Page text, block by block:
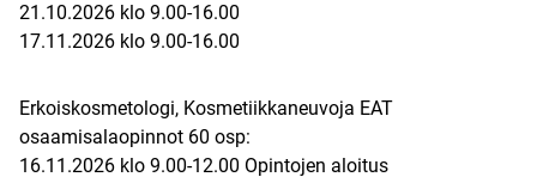
21.10.2026 klo 9.00-16.00
17.11.2026 klo 9.00-16.00
Erkoiskosmetologi, Kosmetiikkaneuvoja EAT
osaamisalaopinnot 60 osp:
16.11.2026 klo 9.00-12.00 Opintojen aloitus